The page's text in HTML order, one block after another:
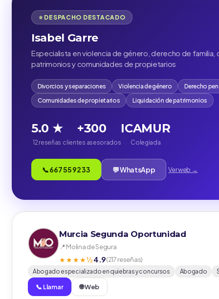
⭐ DESPACHO DESTACADO
Isabel Garre
Especialista en violencia de género, derecho de familia,
patrimonios y comunidades de propietarios
Divorcios y separaciones Violencia de género
Derecho
Comunidades de propietarios
Liquidación de patrimonios
5.0 ★
12 reseñas
+300
clientes asesorados
ICAMUR
Colegiada
📞 667 55 92 33 💬 WhatsApp Ver web →
Murcia Segunda Oportunidad
📍 Molina de Segura
★★★★½4.9(217 reseñas)
Abogado especializado en quiebras y concursos Abogado
📞 Llamar 🌐 Web